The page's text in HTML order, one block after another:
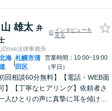
雄太 弁
インタビューを
見る
Drive法律事務所
海
|
札幌市清
田区
営業時間：10:00~19:00
（平日）
初回相談60分無料】【電話・WEB面
】【丁寧なヒアリング】依頼者さ
人ひとりの声に真摯に耳を傾け、